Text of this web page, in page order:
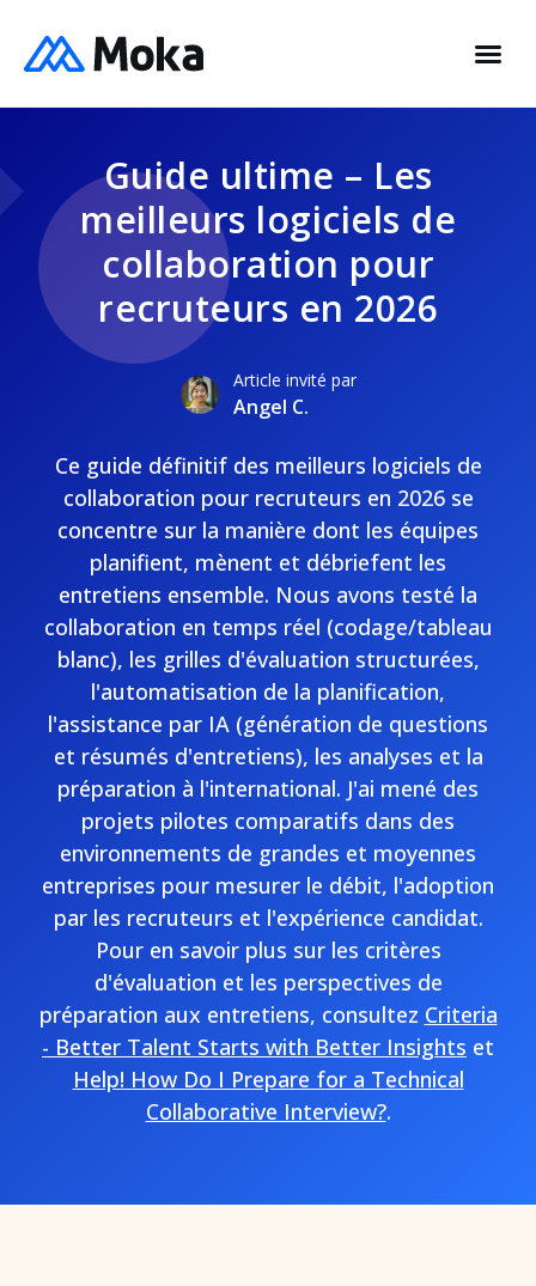
Guide ultime – Les
meilleurs logiciels de
collaboration pour
recruteurs en 2026
Article invité par
Angel C.
Ce guide définitif des meilleurs logiciels de
collaboration pour recruteurs en 2026 se
concentre sur la manière dont les équipes
planifient, mènent et débriefent les
entretiens ensemble. Nous avons testé la
collaboration en temps réel (codage/tableau
blanc), les grilles d'évaluation structurées,
l'automatisation de la planification,
l'assistance par IA (génération de questions
et résumés d'entretiens), les analyses et la
préparation à l'international. J'ai mené des
projets pilotes comparatifs dans des
environnements de grandes et moyennes
entreprises pour mesurer le débit, l'adoption
par les recruteurs et l'expérience candidat.
Pour en savoir plus sur les critères
d'évaluation et les perspectives de
préparation aux entretiens, consultez Criteria
- Better Talent Starts with Better Insights et
Help! How Do I Prepare for a Technical
Collaborative Interview?.